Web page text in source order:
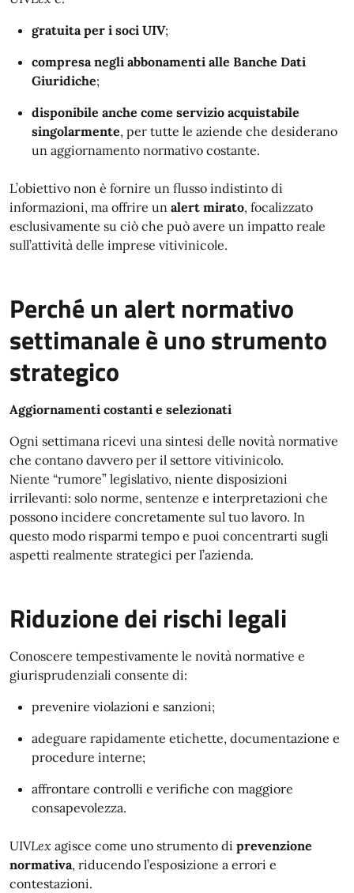
gratuita per i soci UIV;
compresa negli abbonamenti alle Banche Dati
Giuridiche;
disponibile anche come servizio acquistabile
singolarmente, per tutte le aziende che desiderano
un aggiornamento normativo costante.
L’obiettivo non è fornire un flusso indistinto di
informazioni, ma offrire un alert mirato, focalizzato
esclusivamente su ciò che può avere un impatto reale
sull’attività delle imprese vitivinicole.
Perché un alert normativo
settimanale è uno strumento
strategico
Aggiornamenti costanti e selezionati
Ogni settimana ricevi una sintesi delle novità normative
che contano davvero per il settore vitivinicolo.
Niente “rumore” legislativo, niente disposizioni
irrilevanti: solo norme, sentenze e interpretazioni che
possono incidere concretamente sul tuo lavoro. In
questo modo risparmi tempo e puoi concentrarti sugli
aspetti realmente strategici per l’azienda.
Riduzione dei rischi legali
Conoscere tempestivamente le novità normative e
giurisprudenziali consente di:
prevenire violazioni e sanzioni;
adeguare rapidamente etichette, documentazione e
procedure interne;
affrontare controlli e verifiche con maggiore
consapevolezza.
UIVLex agisce come uno strumento di prevenzione
normativa, riducendo l’esposizione a errori e
contestazioni.